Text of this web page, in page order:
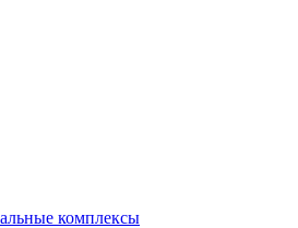
комплексы